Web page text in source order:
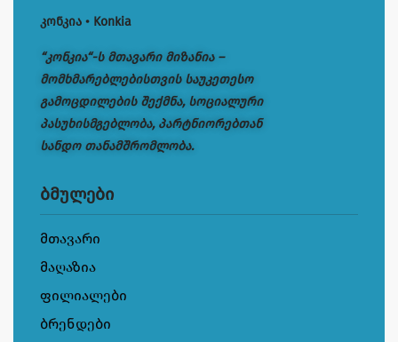
კონკია • Konkia
“კონკია“-ს მთავარი მიზანია –
მომხმარებლებისთვის საუკეთესო
გამოცდილების შექმნა, სოციალური
პასუხისმგებლობა, პარტნიორებთან
სანდო თანამშრომლობა.
ბმულები
მთავარი
მაღაზია
ფილიალები
ბრენდები